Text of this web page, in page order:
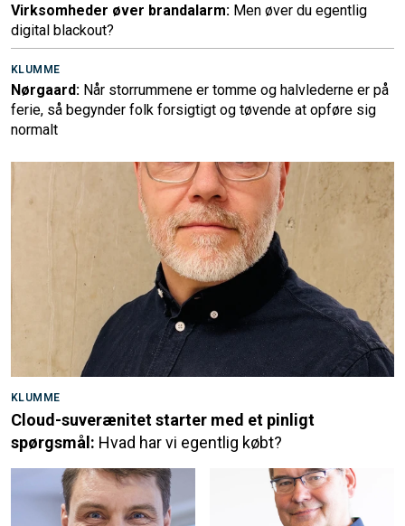
Virksomheder øver brandalarm: Men øver du egentlig
digital blackout?
KLUMME
Nørgaard: Når storrummene er tomme og halvlederne er på
ferie, så begynder folk forsigtigt og tøvende at opføre sig
normalt
KLUMME
Cloud-suverænitet starter med et pinligt
spørgsmål: Hvad har vi egentlig købt?